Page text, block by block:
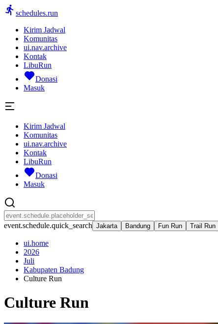
schedules.run
Kirim Jadwal
Komunitas
ui.nav.archive
Kontak
LibuRun
Donasi
Masuk
Kirim Jadwal
Komunitas
ui.nav.archive
Kontak
LibuRun
Donasi
Masuk
event.schedule.quick_search Jakarta Bandung Fun Run Trail Run
ui.home
2026
Juli
Kabupaten Badung
Culture Run
Culture Run